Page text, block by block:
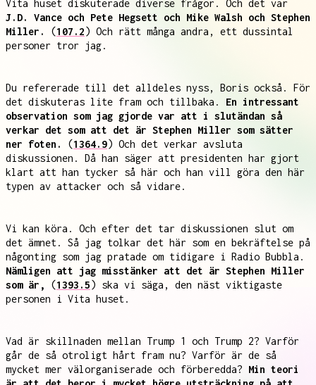
Vita huset diskuterade diverse frågor. Och det var
J.D. Vance och Pete Hegsett och Mike Walsh och Stephen
Miller.
(107.2) Och rätt många andra, ett dussintal
personer tror jag.
Du refererade till det alldeles nyss, Boris också. För
det diskuteras lite fram och tillbaka. En intressant
observation som jag gjorde var att i slutändan så
verkar det som att det är Stephen Miller som sätter
ner foten.
(1364.9) Och det verkar avsluta
diskussionen. Då han säger att presidenten har gjort
klart att han tycker så här och han vill göra den här
typen av attacker och så vidare.
Vi kan köra. Och efter det tar diskussionen slut om
det ämnet. Så jag tolkar det här som en bekräftelse på
någonting som jag pratade om tidigare i Radio Bubbla.
Nämligen att jag misstänker att det är Stephen Miller
som är,
(1393.5) ska vi säga, den näst viktigaste
personen i Vita huset.
Vad är skillnaden mellan Trump 1 och Trump 2? Varför
går de så otroligt hårt fram nu? Varför är de så
mycket mer välorganiserade och förberedda? Min teori